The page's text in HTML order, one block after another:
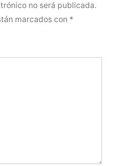
no será publicada.
marcados con *